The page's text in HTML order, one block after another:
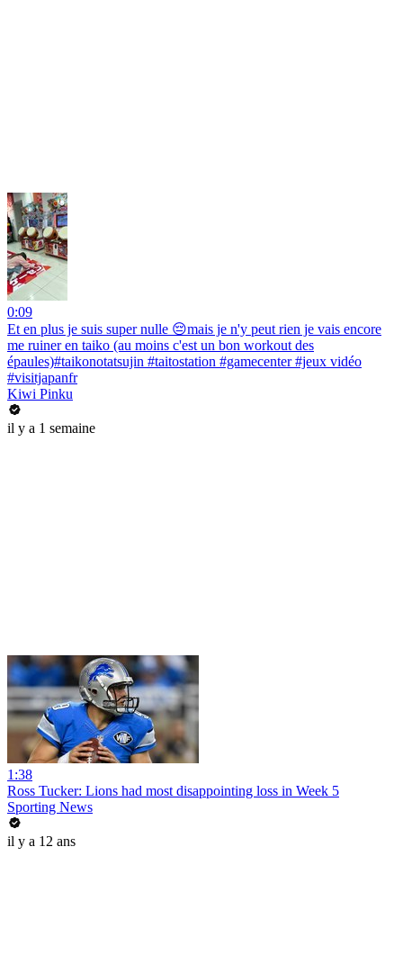
0:09
Et en plus je suis super nulle 😔mais je n'y peut rien je vais encore
me ruiner en taiko (au moins c'est un bon workout des
épaules)#taikonotatsujin #taitostation #gamecenter #jeux vidéo
#visitjapanfr
Kiwi Pinku
il y a 1 semaine
1:38
Ross Tucker: Lions had most disappointing loss in Week 5
Sporting News
il y a 12 ans